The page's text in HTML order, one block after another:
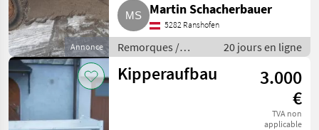
Annonce
Martin Schacherbauer
5282 Ranshofen
Remorques /
Remorques de
voitures
20 jours en ligne
Kipperaufbau
3.000
€
TVA non
applicable